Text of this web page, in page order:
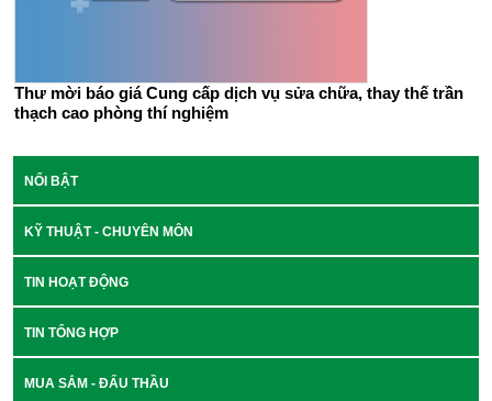
Thư mời báo giá Cung cấp dịch vụ sửa chữa, thay thế trần
thạch cao phòng thí nghiệm
NỔI BẬT
KỸ THUẬT - CHUYÊN MÔN
TIN HOẠT ĐỘNG
TIN TỔNG HỢP
MUA SẮM - ĐẤU THẦU